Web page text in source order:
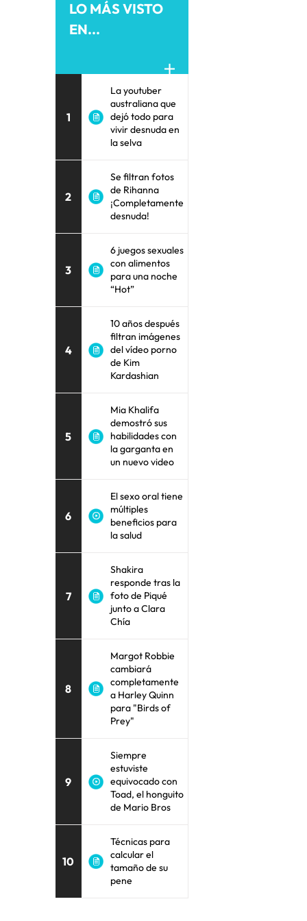
LO MÁS VISTO
EN...
1
La youtuber
australiana que
dejó todo para
vivir desnuda en
la selva
2
Se filtran fotos
de Rihanna
¡Completamente
desnuda!
3
6 juegos sexuales
con alimentos
para una noche
“Hot”
4
10 años después
filtran imágenes
del vídeo porno
de Kim
Kardashian
5
Mia Khalifa
demostró sus
habilidades con
la garganta en
un nuevo video
6
El sexo oral tiene
múltiples
beneficios para
la salud
7
Shakira
responde tras la
foto de Piqué
junto a Clara
Chía
8
Margot Robbie
cambiará
completamente
a Harley Quinn
para "Birds of
Prey"
9
Siempre
estuviste
equivocado con
Toad, el honguito
de Mario Bros
10
Técnicas para
calcular el
tamaño de su
pene